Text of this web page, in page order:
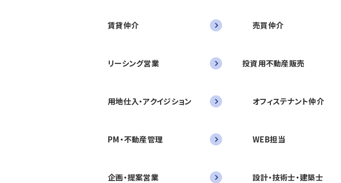
賃貸仲介 売買仲介
リーシング営業 投資用不動産販売
用地仕入・アクイジション オフィステナント仲介
PM・不動産管理 WEB担当
企画・提案営業 設計・技術士・建築士